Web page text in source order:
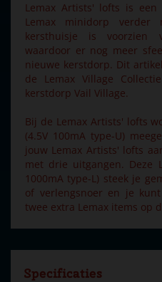
Lemax Artists' lofts is
Lemax minidorp
kersthuisje is voorzien
waardoor er nog meer
nieuwe kerstdorp. Dit
de Lemax Village
kerstdorp Vail Village.
Bij de Lemax Artists' lofts
(4.5V 100mA type-U)
jouw Lemax Artists' lofts
met drie uitgangen. Deze
1000mA type-L) steek je
of verlengsnoer en je
twee extra Lemax items op
Specificaties